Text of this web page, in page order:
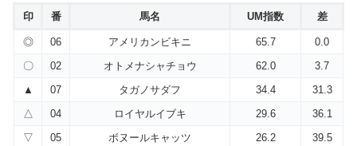
印 番 馬名 UM指数 差
◎ 06 アメリカンビキニ 65.7
0.0
〇
02 オトメナシャチョウ 62.0
3.7
▲
07 タガノサダフ 34.4
31.3
△
04 ロイヤルイブキ 29.6
36.1
▽
05 ボヌールキャッツ 26.2
39.5